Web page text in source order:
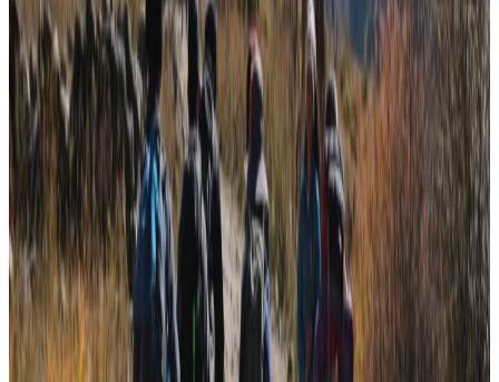
बैठकपछि नेपाली कांग्रेसका सभापति एवं पूर्वप्रधानमन्त्री शेरबहादुर
देउवाले सबै राजनीतिक दल चुनावमा जान तयार भएको बताउनुभयो ।
निर्वाचन भयरहित बनाउन सरकारले भरपर्दो सुरक्षाको वातावरण
मिलाउनुपर्ने धारणा नेताहरूको रहेको छ । प्रधानमन्त्रीसँगको बैठकमा
नेपाली कांग्रेसका सभापति शेरबहादुर देउवा, नेकपा एमालेका अध्यक्ष
एवं पूर्वप्रधानमन्त्री केपी शर्मा ओली, नेपाली कम्युनिस्ट पार्टीका
संयोजक पुष्पकमल दाहाल प्रचण्डले निर्वाचनमा सहभागी हुने
प्रतिबद्धता व्यक्त गर्नुभएको बताइएको छ । वैठकमा सहज वातावरण
बनेमा चुनावमा जानसकिने एमाले अध्यक्ष ओलीले समेत बताउनुभएको
छ ।